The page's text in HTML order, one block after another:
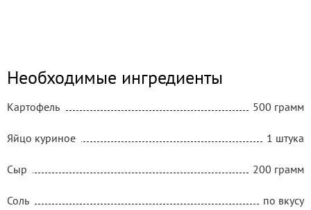
Необходимые ингредиенты
Картофель 500 грамм
Яйцо куриное 1 штука
Сыр 200 грамм
Соль по вкусу